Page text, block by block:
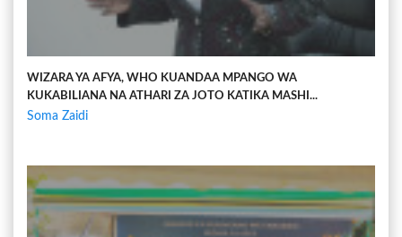
WIZARA YA AFYA, WHO KUANDAA MPANGO WA
KUKABILIANA NA ATHARI ZA JOTO KATIKA MASHI...
Soma Zaidi